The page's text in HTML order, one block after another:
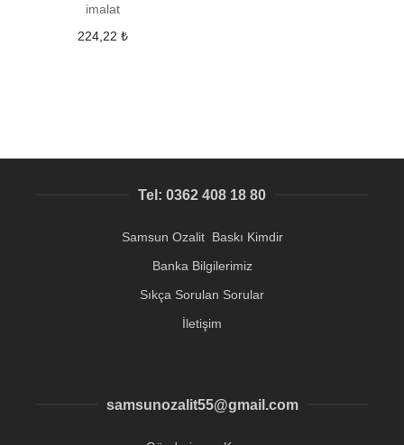
imalat
224,22 ₺
Tel: 0362 408 18 80
Samsun Ozalit Baskı Kimdir
Banka Bilgilerimiz
Sıkça Sorulan Sorular
İletişim
samsunozalit55@gmail.com